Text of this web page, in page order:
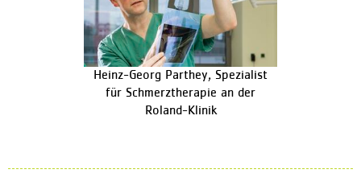
Heinz-Georg Parthey, Spezialist
für Schmerztherapie an der
Roland-Klinik